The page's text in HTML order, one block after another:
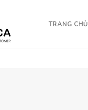
TRANG CHỦ